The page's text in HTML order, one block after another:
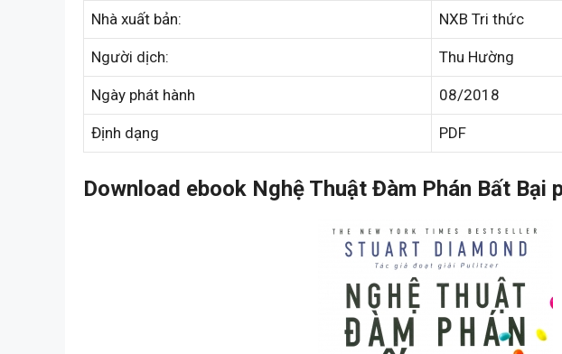
Nhà xuất bản: NXB Tri thức
Người dịch: Thu Hường
Ngày phát hành 08/2018
Định dạng PDF
Download ebook Nghệ Thuật Đàm Phán Bất Bại